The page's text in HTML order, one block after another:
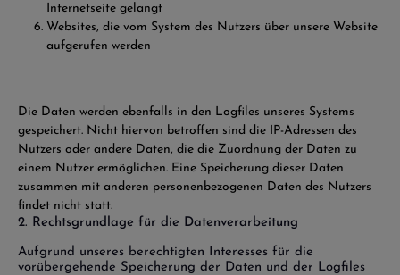
Internetseite gelangt
Websites, die vom System des Nutzers über unsere Website
aufgerufen werden
Die Daten werden ebenfalls in den Logfiles unseres Systems
gespeichert. Nicht hiervon betroffen sind die IP-Adressen des
Nutzers oder andere Daten, die die Zuordnung der Daten zu
einem Nutzer ermöglichen. Eine Speicherung dieser Daten
zusammen mit anderen personenbezogenen Daten des Nutzers
findet nicht statt.
2. Rechtsgrundlage für die Datenverarbeitung
Aufgrund unseres berechtigten Interesses für die
vorübergehende Speicherung der Daten und der Logfiles